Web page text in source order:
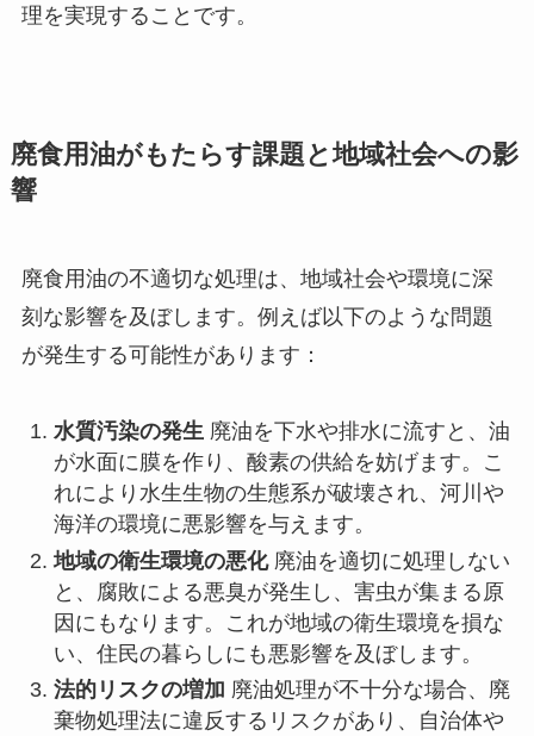
理を実現することです。
廃食用油がもたらす課題と地域社会への影
響
廃食用油の不適切な処理は、地域社会や環境に深
刻な影響を及ぼします。例えば以下のような問題
が発生する可能性があります：
水質汚染の発生廃油を下水や排水に流すと、油
が水面に膜を作り、酸素の供給を妨げます。こ
れにより水生生物の生態系が破壊され、河川や
海洋の環境に悪影響を与えます。
地域の衛生環境の悪化廃油を適切に処理しない
と、腐敗による悪臭が発生し、害虫が集まる原
因にもなります。これが地域の衛生環境を損な
い、住民の暮らしにも悪影響を及ぼします。
法的リスクの増加 廃油処理が不十分な場合、廃
棄物処理法に違反するリスクがあり、自治体や